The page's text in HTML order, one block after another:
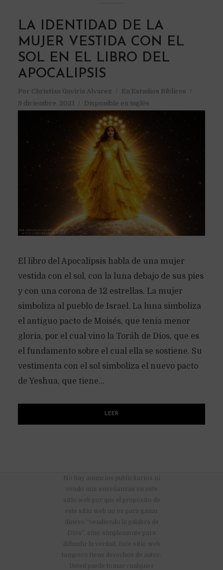
LA IDENTIDAD DE LA
MUJER VESTIDA CON EL
SOL EN EL LIBRO DEL
APOCALIPSIS
Por Christian Gaviria Alvarez En Estudios Bíblicos
9 diciembre, 2021
Disponible en inglés
El libro del Apocalipsis habla de una mujer
vestida con el sol, con la luna debajo de sus pies
y con una corona de 12 estrellas. La mujer
simboliza al pueblo de Israel. La luna simboliza
el antiguo pacto de Moisés, que tenía menor
gloria, por el cual vino la Toráh de Dios, que es
el fundamento sobre el cual ella se sostiene. Su
vestimenta con el sol simboliza el nuevo pacto
de Yeshua, que tiene...
LEER
No hay anuncios publicitarios ni
vendo mis enseñanzas en este
sitio web por que el propósito de
este sitio web no es para ganar
dinero “vendiendo la palabra de
Dios”, sino simplemente para
difundir la verdad. Este sitio web
tampoco tiene derechos de autor.
Usted puede tomar cualquier